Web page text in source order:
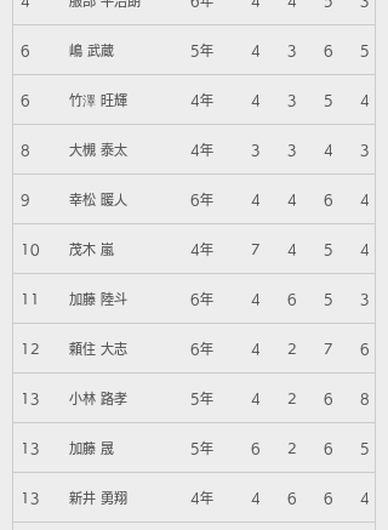
6 嶋 武蔵 5年 4 3 6 5
6 竹澤 旺輝 4年 4 3 5 4
8 大槻 泰太 4年 3 3 4 3
9 幸松 暖人 6年 4 4 6 4
10 茂木 嵐 4年 7 4 5 4
11 加藤 陸斗 6年 4 6 5 3
12 頼住 大志 6年 4 2 7 6
13 小林 路孝 5年 4 2 6 8
13 加藤 晟 5年 6 2 6 5
13 新井 勇翔 4年 4 6 6 4